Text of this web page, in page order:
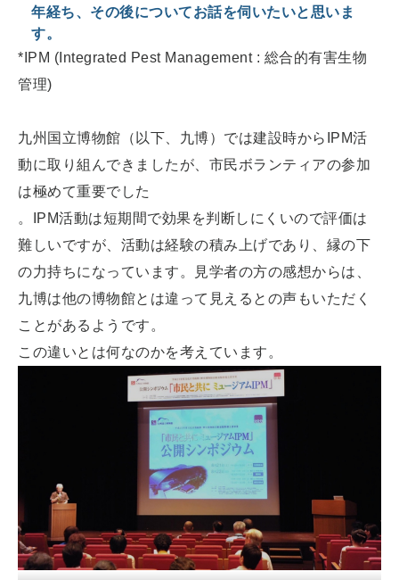
年経ち、その後についてお話を伺いたいと思いま
す。
*IPM (Integrated Pest Management : 総合的有害生物
管理)
九州国立博物館（以下、九博）では建設時からIPM活
動に取り組んできましたが、市民ボランティアの参加
は極めて重要でした
。IPM活動は短期間で効果を判断しにくいので評価は
難しいですが、活動は経験の積み上げであり、縁の下
の力持ちになっています。見学者の方の感想からは、
九博は他の博物館とは違って見えるとの声もいただく
ことがあるようです。
この違いとは何なのかを考えています。